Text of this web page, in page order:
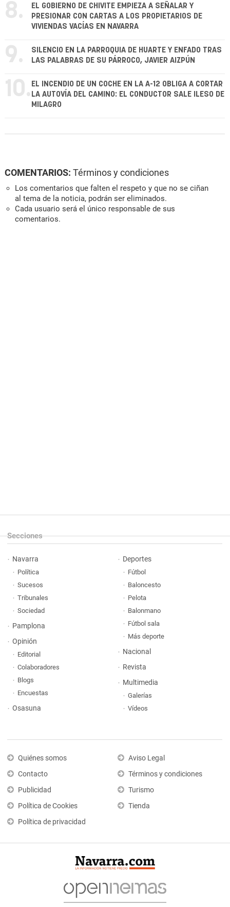
8.
EL GOBIERNO DE CHIVITE EMPIEZA A SEÑALAR Y
PRESIONAR CON CARTAS A LOS PROPIETARIOS DE
VIVIENDAS VACÍAS EN NAVARRA
9.
SILENCIO EN LA PARROQUIA DE HUARTE Y ENFADO TRAS
LAS PALABRAS DE SU PÁRROCO, JAVIER AIZPÚN
10. EL INCENDIO DE UN COCHE EN LA A-12 OBLIGA A CORTAR
LA AUTOVÍA DEL CAMINO: EL CONDUCTOR SALE ILESO DE
MILAGRO
COMENTARIOS: Términos y condiciones
Los comentarios que falten el respeto y que no se ciñan
al tema de la noticia, podrán ser eliminados.
Cada usuario será el único responsable de sus
comentarios.
Secciones
Navarra
Política
Sucesos
Tribunales
Sociedad
Pamplona
Opinión
Editorial
Colaboradores
Blogs
Encuestas
Osasuna
Deportes
Fútbol
Baloncesto
Pelota
Balonmano
Fútbol sala
Más deporte
Nacional
Revista
Multimedia
Galerías
Vídeos
Quiénes somos
Contacto
Publicidad
Política de Cookies
Política de privacidad
Aviso Legal
Términos y condiciones
Turismo
Tienda